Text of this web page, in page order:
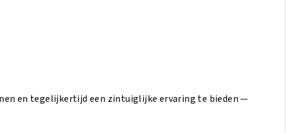
en tegelijkertijd een zintuiglijke ervaring te bieden —